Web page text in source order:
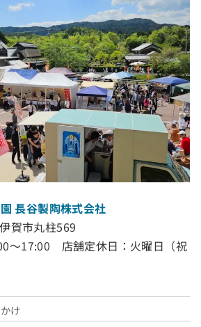
長谷製陶株式会社
賀市丸柱569
～17:00 店舗定休日：火曜日（祝
け